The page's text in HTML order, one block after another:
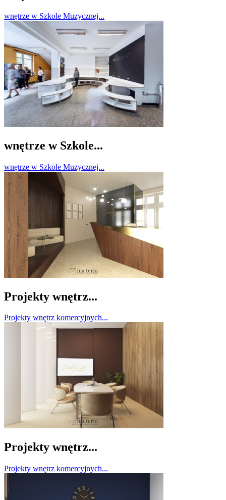
wnętrze w Szkole Muzycznej...
wnętrze w Szkole...
wnętrze w Szkole Muzycznej...
Projekty wnętrz...
Projekty wnętrz komercyjnych...
Projekty wnętrz...
Projekty wnętrz komercyjnych...